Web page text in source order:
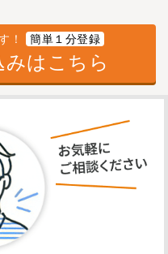
！ 簡単１分登録
みはこちら